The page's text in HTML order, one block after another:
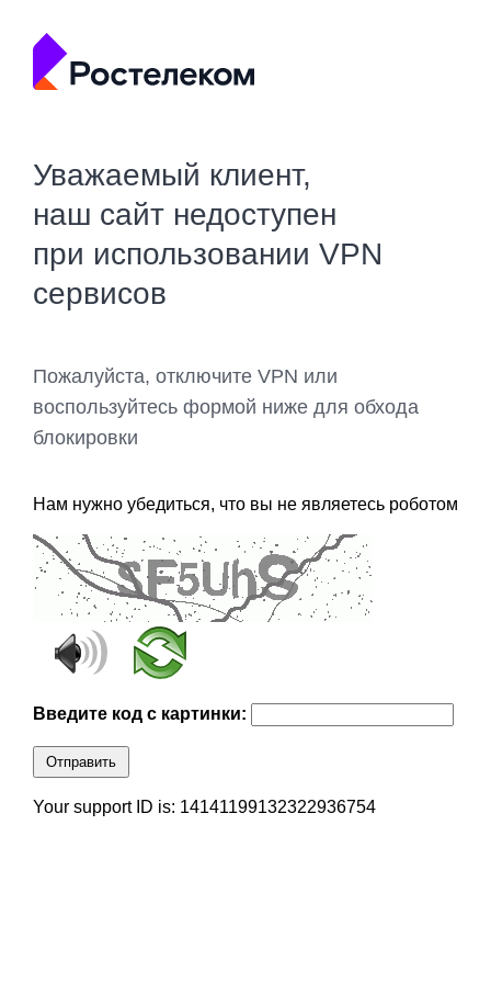
Уважаемый клиент,
наш сайт недоступен
при использовании VPN
сервисов
Пожалуйста, отключите VPN или
воспользуйтесь формой ниже для обхода
блокировки
Нам нужно убедиться, что вы не являетесь роботом
Введите код с картинки:
Отправить
Your support ID is: 14141199132322936754